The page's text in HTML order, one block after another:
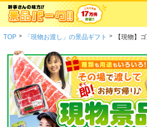
TOP > 「現物お渡し」の景品ギフト > 【現物】